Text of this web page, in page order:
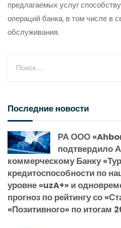
предлагаемых услуг
операций банка, в том числе в
обслуживания.
Последние новости
РА ООО
подтвердило
коммерческому Банку
кредитоспособности по
уровне «uzA+» и
прогноз по рейтингу со
«Позитивного» по итогам